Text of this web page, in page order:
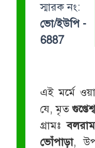
স্মারক নং:
ভো/ইউপি -
6887
এই মর্মে
যে, মৃত
গ্রামঃ
ভোঁপাড়া,